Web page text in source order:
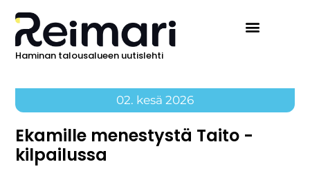
Haminan talousalueen uutislehti
02. kesä 2026
Ekamille menestystä Taito -
kilpailussa